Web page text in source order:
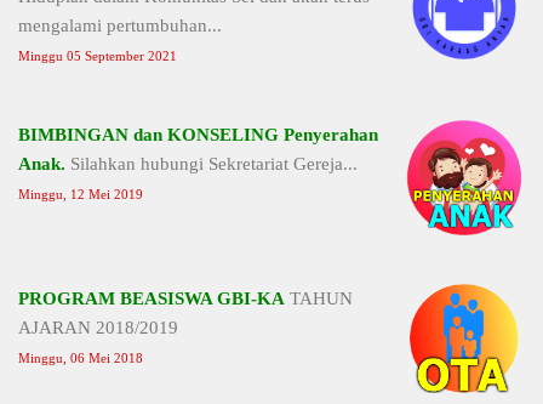
mengalami pertumbuhan...
Minggu 05 September 2021
BIMBINGAN dan KONSELING Penyerahan
Anak. Silahkan hubungi Sekretariat Gereja...
Minggu, 12 Mei 2019
PROGRAM BEASISWA GBI-KA TAHUN
AJARAN 2018/2019
Minggu, 06 Mei 2018